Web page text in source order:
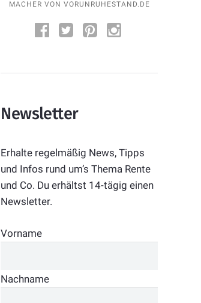
MACHER VON VORUNRUHESTAND.DE
Newsletter
Erhalte regelmäßig News, Tipps
und Infos rund um’s Thema Rente
und Co. Du erhältst 14-tägig einen
Newsletter.
Vorname
Nachname